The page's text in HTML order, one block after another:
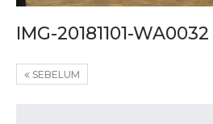
IMG-20181101-WA0032
SEBELUM